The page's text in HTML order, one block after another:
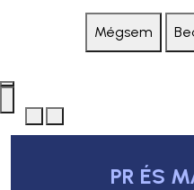
Mégsem
PR ÉS